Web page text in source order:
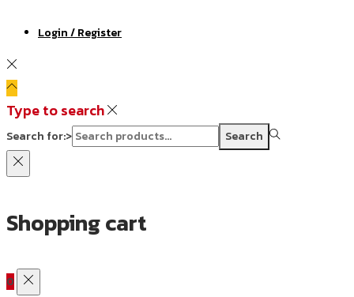
Login / Register
Type to search
Search for:> Search
Shopping cart
0